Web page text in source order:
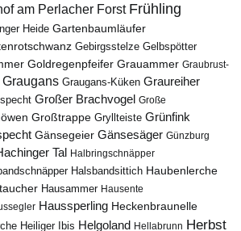
am Perlacher Forst Frühling
Heide Gartenbaumläufer
Gebirgsstelze Gelbspötter
Goldregenpfeifer Grauammer Graubrust-
Graugans Graugans-Küken Graureiher
Großer Brachvogel Große
Großtrappe Gryllteiste Grünfink
Gänsegeier Gänsesäger Günzburg
Tal Halbringschnäpper
Halsbandsittich Haubenlerche
Hausammer Hausente
Haussperling Heckenbraunelle
Heiliger Ibis Helgoland Hellabrunn Herbst